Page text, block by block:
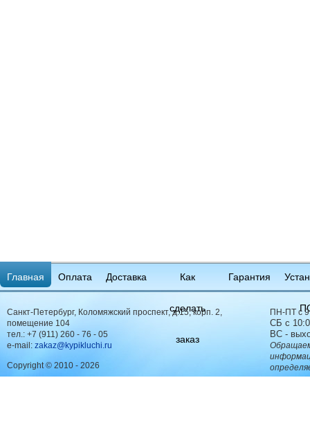
Главная Оплата Доставка Как
сделать
заказ
Гарантия
Copyright © 2010 - 2026
Санкт-Петербург, Коломяжский проспект, д.15, корп. 2,
помещение 104
тел.: +7 (911) 260 - 76 - 05
e-mail: zakaz@kypikluchi.ru
ПН-ПТ с
СБ с
ВС -